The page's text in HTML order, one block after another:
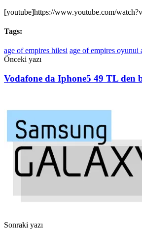
[youtube]https://www.youtube.com/
Tags:
age of empires hilesi age of empires oyunui
Önceki yazı
Vodafone da Iphone5 49 TL den
Sonraki yazı